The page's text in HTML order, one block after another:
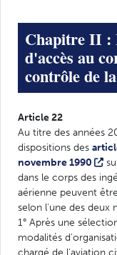
Chapitre II :
d'accès au
contrôle de
Article 22
Au titre des années
dispositions des
novembre 1990
dans le corps des
aérienne peuvent
selon l'une des deux
1° Après une
modalités
chargé de l'aviation